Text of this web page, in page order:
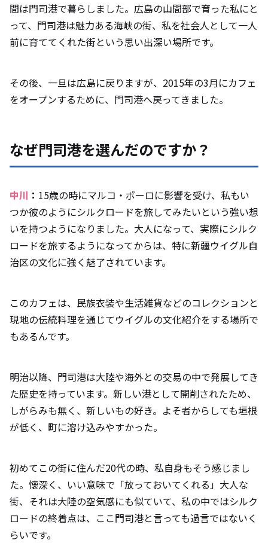
間は門司港で暮らしました。広島の山間部で育った私にと
って、門司港は魅力ある海峡の街、私を社会人として一人
前に育ててくれた街という思い出深い場所です。
その後、一旦は広島に戻りますが、2015年の3月にカフェ
をオープンするために、門司港へ戻ってきました。
なぜ門司港を選んだのですか？
中川 ： 15歳の時にマルコ・ポーロに影響を受け、私もい
つか彼のようにシルクロードを旅してみたいという強い想
いを持つようになりました。大人になって、実際にシルク
ロードを旅するようになってからは、特に新疆ウイグル自
治区の文化に強く魅了されています。
このカフェは、民族衣装や生活雑貨などのコレクションと
現地の伝統料理を通じてウイグルの文化紹介をする場所で
もあるんです。
明治以降、門司港は大陸や海外との交易の中で発展してき
た歴史を持っています。新しい港として開削されたため、
しがらみも無く、新しいもの好き。よそ者からしても垣根
が低く、町に溶け込みやすかった。
初めてこの街に住んだ20代の時、私自身もそう感じまし
た。懐深く、いい意味で「放っておいてくれる」大人な
街、それは大陸の空気感にも似ていて、私の中ではシルク
ロードの終着点は、ここ門司港と言っても過言ではないく
らいです。